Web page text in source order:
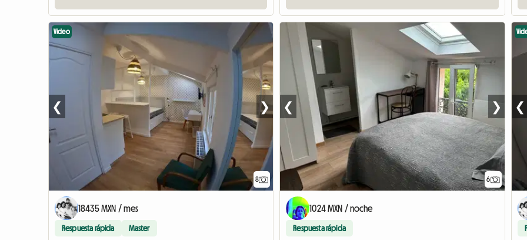
8
Video
❮ ❯
18435 MXN / mes
Respuesta rápida Master
6
❮ ❯
1024 MXN / noche
Respuesta rápida
❮